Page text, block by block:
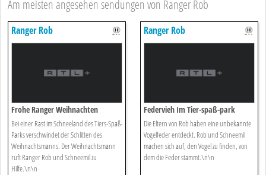
Am meisten angesehen sendungen von Ranger Rob
Ranger Rob
Frohe Ranger Weihnachten
Bei einer Rast im Schneeland des Tiers-Spaß-
Parks verschwindet der Schlitten des
Weihnachtsmanns. Der Weihnachtsmann
ruft Ranger Rob und Schneemil zu
Hilfe.\n\n
Ranger Rob
Federvieh Im Tier-spaß-park
Die Eltern von Rob haben eine unbekannte
Vogelfeder entdeckt. Rob und Schneemil
machen sich auf, den Vogel zu finden, von
dem die Feder stammt.\n\n